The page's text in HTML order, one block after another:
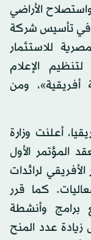
الأراضي
في تأسيس شركة
للاستثمار
الإعلام
ومن
أعلنت وزارة
المؤتمر الأول
لرائدات
كما قرر
برامج وأنشطة
زيادة عدد المنح